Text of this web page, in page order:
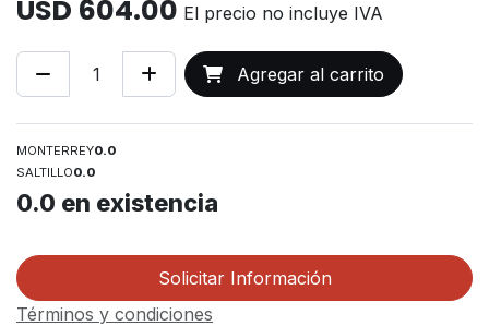
USD 604.00 El precio no incluye IVA
Agregar al carrito
MONTERREY0.0
SALTILLO0.0
0.0 en existencia
Solicitar Información
Términos y condiciones